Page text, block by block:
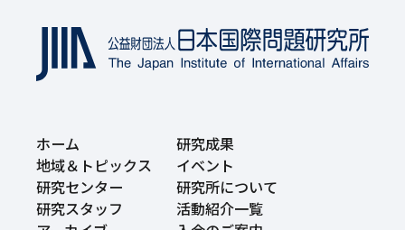
ホーム
研究成果
地域＆トピックス
イベント
研究センター
研究所について
研究スタッフ
活動紹介一覧